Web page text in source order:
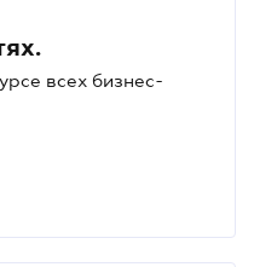
всех бизнес-